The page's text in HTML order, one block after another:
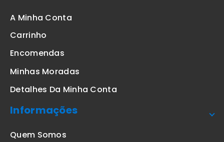
A Minha Conta
Carrinho
Encomendas
Minhas Moradas
Detalhes Da Minha Conta
Informações
Quem Somos